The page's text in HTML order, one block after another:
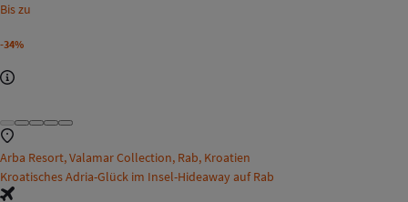
Bis zu
-34%
Arba Resort, Valamar Collection, Rab, Kroatien
Kroatisches Adria-Glück im Insel-Hideaway auf Rab